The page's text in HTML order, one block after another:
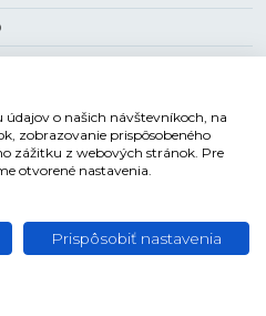
o našich návštevníkoch, na
zobrazovanie prispôsobeného
zážitku z webových stránok. Pre
otvorené nastavenia.
Prispôsobiť nastavenia